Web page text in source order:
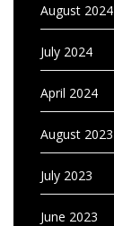
August 2024
July 2024
April 2024
August 2023
July 2023
June 2023